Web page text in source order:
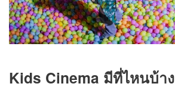
Kids Cinema มีที่ไหนบ้าง